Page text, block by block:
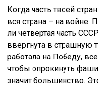
Когда часть твоей
вся страна – на войне.
ли четвертая часть
ввергнута в страшную
работала на Победу,
чтобы опрокинуть
значит большинство.